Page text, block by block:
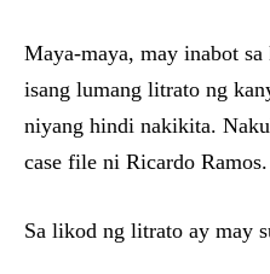
Maya-maya, may inabot
isang lumang litrato ng
niyang hindi nakikita.
case file ni Ricardo Ramos.
Sa likod ng litrato ay may